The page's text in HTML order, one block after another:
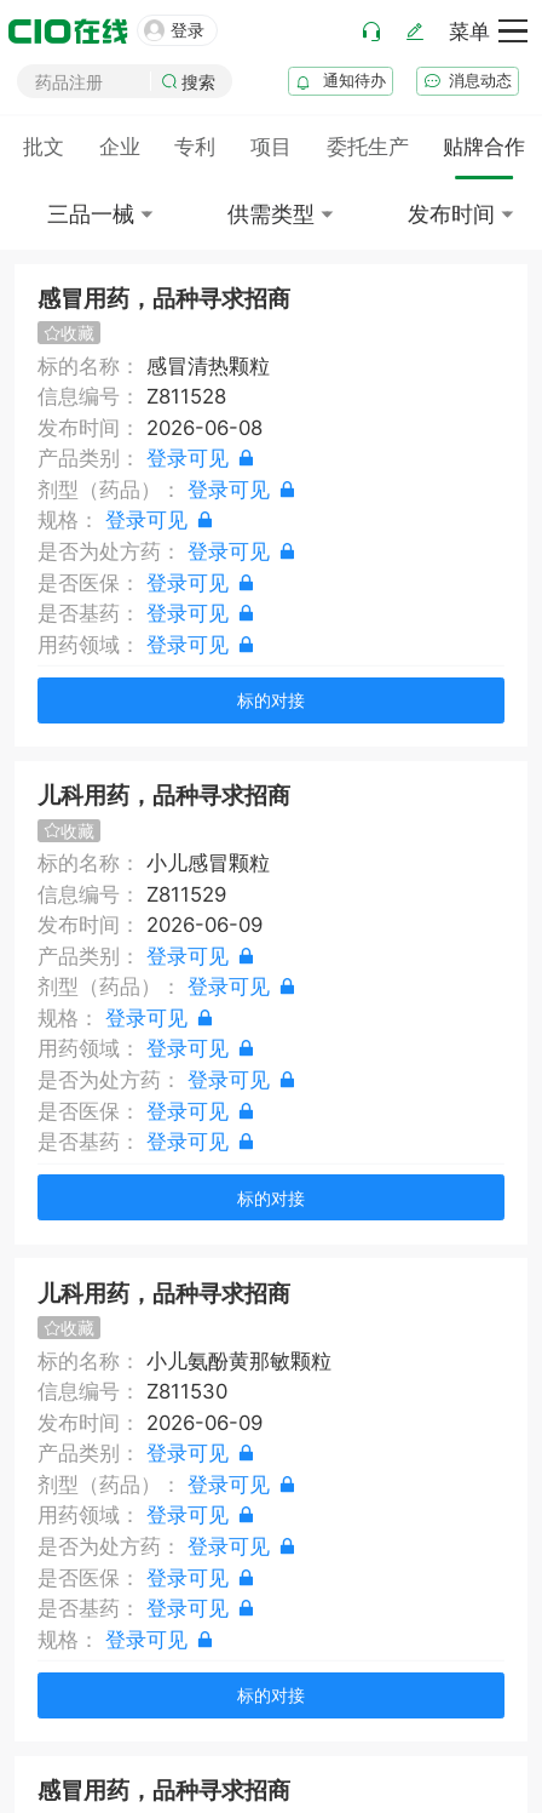
 登录 菜单
医疗器械注册
药品注册
药品上市后变更
搜索 通知待办 消息动态
批文 企业 专利 项目 委托生产 贴牌合作
三品一械 供需类型 发布时间
感冒用药，品种寻求招商
收藏
标的名称： 感冒清热颗粒
信息编号： Z811528
发布时间： 2026-06-08
产品类别：登录可见
剂型（药品）：登录可见
规格：登录可见
是否为处方药：登录可见
是否医保：登录可见
是否基药：登录可见
用药领域：登录可见
标的对接
儿科用药，品种寻求招商
收藏
标的名称：小儿感冒颗粒
信息编号： Z811529
发布时间： 2026-06-09
产品类别：登录可见
剂型（药品）：登录可见
规格：登录可见
用药领域：登录可见
是否为处方药：登录可见
是否医保：登录可见
是否基药：登录可见
标的对接
儿科用药，品种寻求招商
收藏
标的名称：小儿氨酚黄那敏颗粒
信息编号： Z811530
发布时间： 2026-06-09
产品类别：登录可见
剂型（药品）：登录可见
用药领域：登录可见
是否为处方药：登录可见
是否医保：登录可见
是否基药：登录可见
规格：登录可见
标的对接
感冒用药，品种寻求招商